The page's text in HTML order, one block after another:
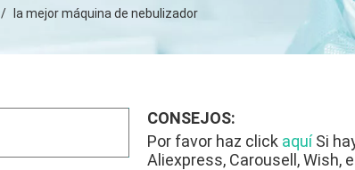
/ la mejor máquina de nebulizador
CONSEJOS:
Por favor haz click aquí Si
Aliexpress, Carousell, Wish,